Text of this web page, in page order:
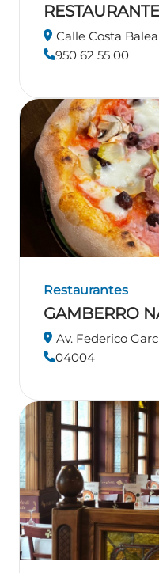
Calle Costa
950 62 55 00
Restaurantes
GAMBERRO
Av. Federico
04004